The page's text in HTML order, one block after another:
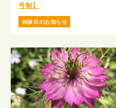
号制】
休診日のお知らせ